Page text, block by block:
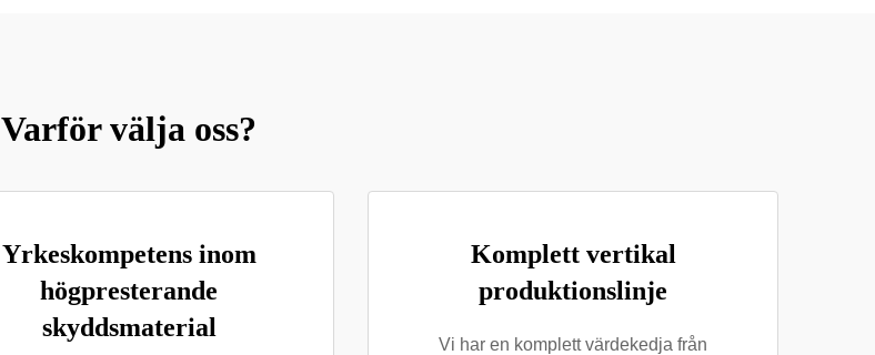
Varför välja oss?
Yrkeskompetens inom
högpresterande
skyddsmaterial
Komplett vertikal
produktionslinje
Vi har en komplett värdekedja från